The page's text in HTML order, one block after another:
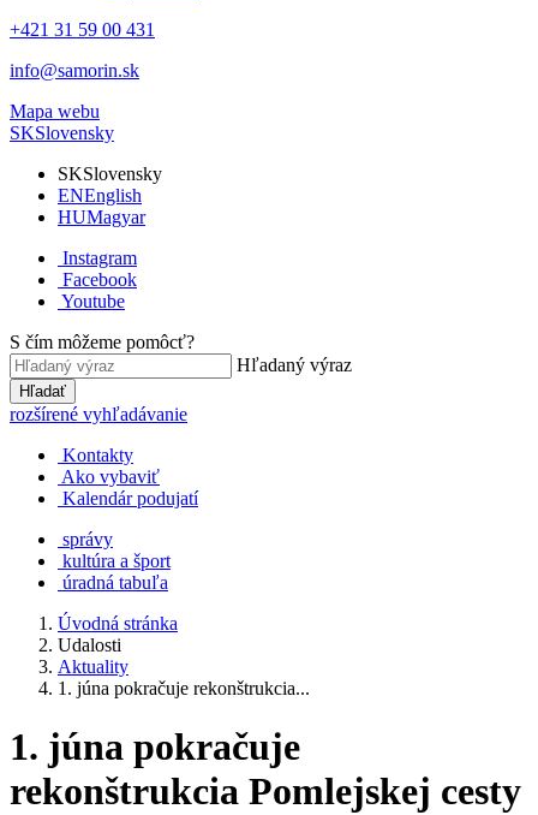
+421 31 59 00 431
info@samorin.sk
Mapa webu
SKSlovensky
SKSlovensky
ENEnglish
HUMagyar
Instagram
Facebook
Youtube
S čím môžeme pomôcť?
Hľadaný výraz
Hľadať
rozšírené vyhľadávanie
Kontakty
Ako vybaviť
Kalendár podujatí
správy
kultúra a šport
úradná tabuľa
Úvodná stránka
Udalosti
Aktuality
1. júna pokračuje rekonštrukcia...
1. júna pokračuje
rekonštrukcia Pomlejskej cesty